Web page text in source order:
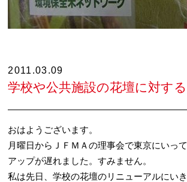
2011.03.09
学校や公共施設の花壇に対す
おはようございます。
月曜日からＪＦＭＡの理事会で東京にいっ
アップが遅れました。すみません。
私は先日、学校の花壇のリニューアルにい